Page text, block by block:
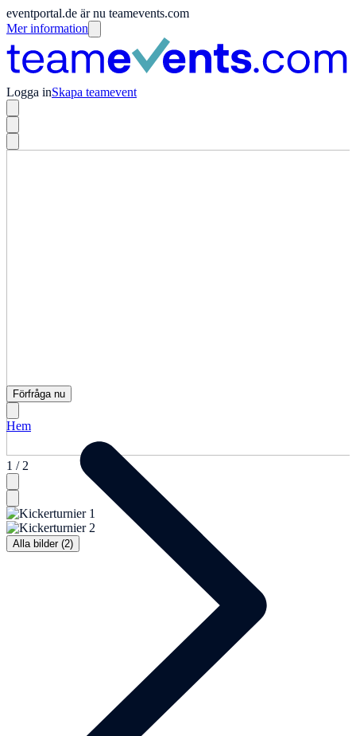
eventportal.de är nu teamevents.com
Mer information
Logga inSkapa teamevent
1 / 2
Alla bilder (2)
Förfråga nu
Hem